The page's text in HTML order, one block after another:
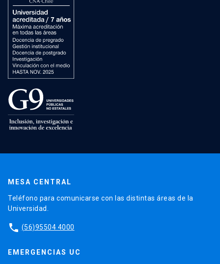
MESA CENTRAL
Teléfono para comunicarse con las distintas áreas de la
Universidad.
phone (56)95504 4000
EMERGENCIAS UC